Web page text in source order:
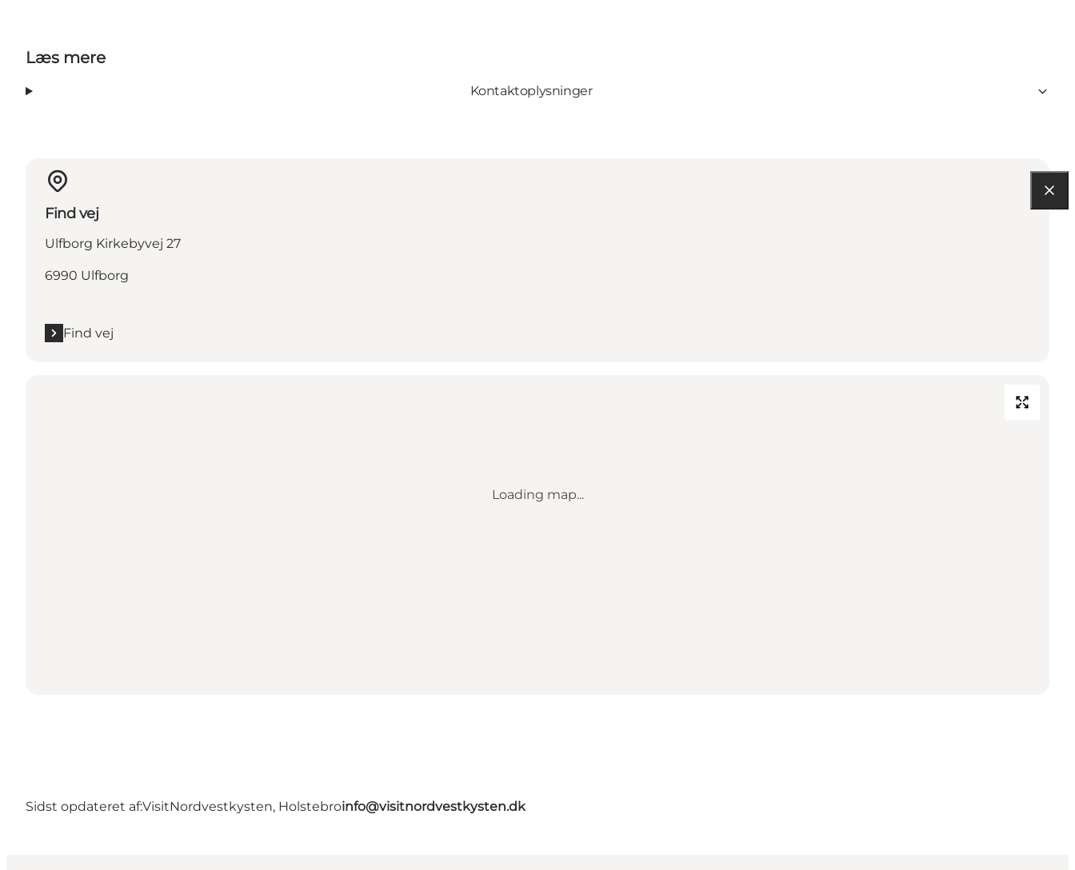
Læs mere
Kontaktoplysninger
Find vej
Ulfborg Kirkebyvej 27
6990 Ulfborg
Find vej
Loading map...
Sidst opdateret af:VisitNordvestkysten, Holstebroinfo@visitnordvestkysten.dk